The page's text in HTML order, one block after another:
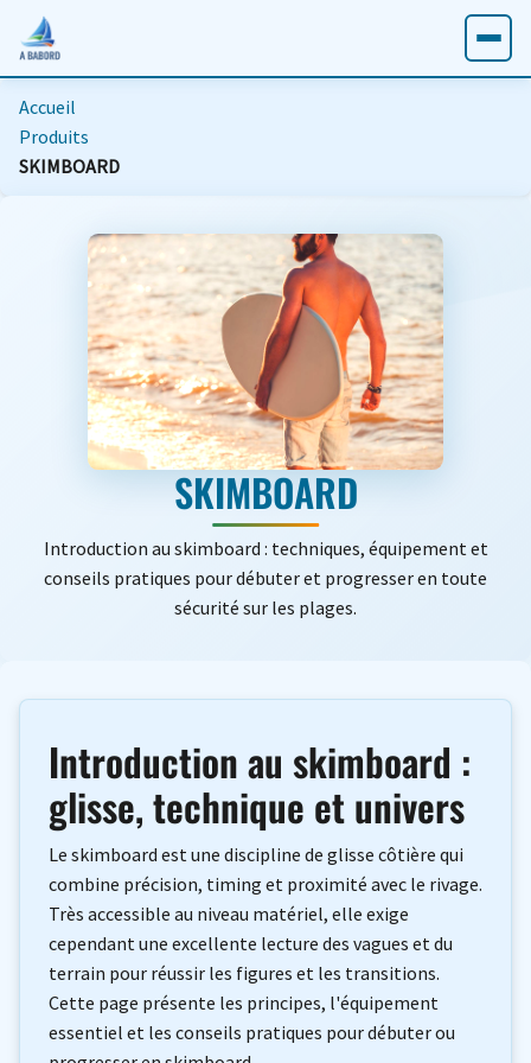
Accueil
Produits
SKIMBOARD
SKIMBOARD
Introduction au skimboard : techniques, équipement et
conseils pratiques pour débuter et progresser en toute
sécurité sur les plages.
Introduction au skimboard :
glisse, technique et univers
Le skimboard est une discipline de glisse côtière qui
combine précision, timing et proximité avec le rivage.
Très accessible au niveau matériel, elle exige
cependant une excellente lecture des vagues et du
terrain pour réussir les figures et les transitions.
Cette page présente les principes, l'équipement
essentiel et les conseils pratiques pour débuter ou